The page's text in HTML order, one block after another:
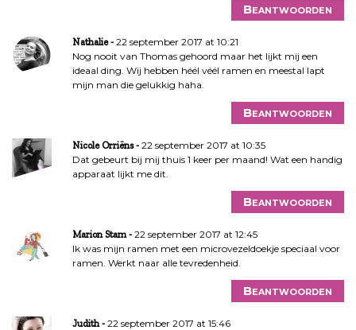
Beantwoorden
Nathalie
22 september 2017 at 10:21
Nog nooit van Thomas gehoord maar het lijkt mij een
ideaal ding. Wij hebben héél véél ramen en meestal lapt
mijn man die gelukkig haha.
Beantwoorden
Nicole Orriëns
22 september 2017 at 10:35
Dat gebeurt bij mij thuis 1 keer per maand! Wat een handig
apparaat lijkt me dit.
Beantwoorden
Marion Stam
22 september 2017 at 12:45
Ik was mijn ramen met een microvezeldoekje speciaal voor
ramen. Werkt naar alle tevredenheid.
Beantwoorden
Judith
22 september 2017 at 15:46